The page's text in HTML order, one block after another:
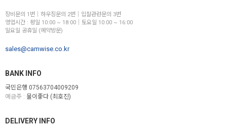
장비문의 1번│하우징문의 2번│입찰관련문의 3번
영업시간 : 평일 10:00 ~ 18:00│토요일 10:00 ~ 16:00
일요일 공휴일 (예약방문)
sales@camwise.co.kr
BANK INFO
국민은행 07563704009209
예금주 : 물이좋다 (최호진)
DELIVERY INFO